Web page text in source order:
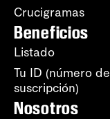
Crucigramas
Beneficios
Listado
Tu ID (número de
suscripción)
Nosotros